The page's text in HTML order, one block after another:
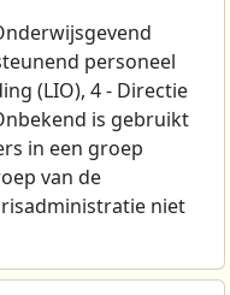
personeel
(LIO), 4 - Directie
is gebruikt
in een groep
van de
niet